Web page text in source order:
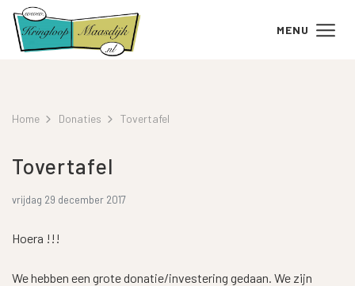
MENU
Home Donaties Tovertafel
Tovertafel
vrijdag 29 december 2017
Hoera !!!
We hebben een grote donatie/investering gedaan. We zijn